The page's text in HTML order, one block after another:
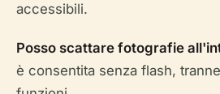
accessibili.
Posso scattare fotografie
è consentita senza flash,